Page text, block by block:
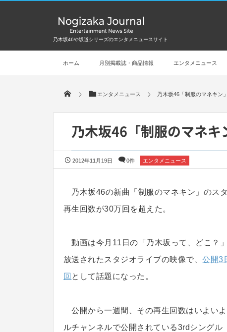
乃木坂46や坂道シリーズのエンタメニュースサイト
ホーム 月別掲載誌・商品情報 エンタメニュース
エンタメニュース 乃木坂46「制服のマネキン
乃木坂46「制服のマネ
2012年11月19日 0件 エンタメニュース
乃木坂46の新曲「制服のマネキン」のス
再生回数が30万回を超えた。
動画は今月11日の「乃木坂って、どこ？
放送されたスタジオライブの映像で、公開3
回 として話題になった。
公開から一週間、その再生回数はいよい
ルチャンネルで公開されている3rdシング